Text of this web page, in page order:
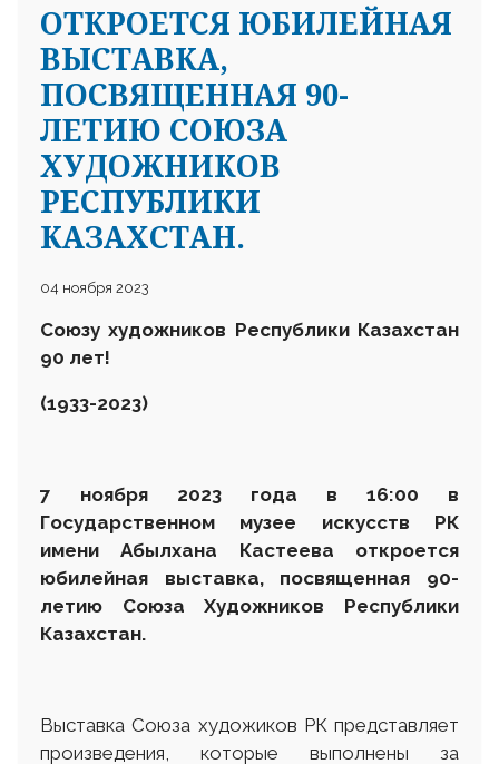
ОТКРОЕТСЯ ЮБИЛЕЙНАЯ
ВЫСТАВКА,
ПОСВЯЩЕННАЯ 90-
ЛЕТИЮ СОЮЗА
ХУДОЖНИКОВ
РЕСПУБЛИКИ
КАЗАХСТАН.
04 ноября 2023
Союзу художников Республики Казахстан
90 лет!
(1933-2023)
7 ноября 2023 года в 16:00 в
Государственном музее искусств РК
имени Абылхана Кастеева откроется
юбилейная выставка, посвященная 90-
летию Союза Художников Республики
Казахстан.
Выставка Союза художиков РК представляет
произведения, которые выполнены за